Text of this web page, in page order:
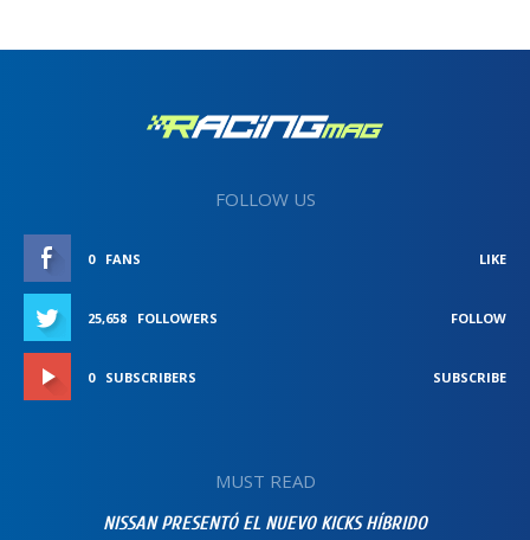
FOLLOW US
0 FANS LIKE
25,658 FOLLOWERS FOLLOW
0 SUBSCRIBERS SUBSCRIBE
MUST READ
NISSAN PRESENTÓ EL NUEVO KICKS HÍBRIDO